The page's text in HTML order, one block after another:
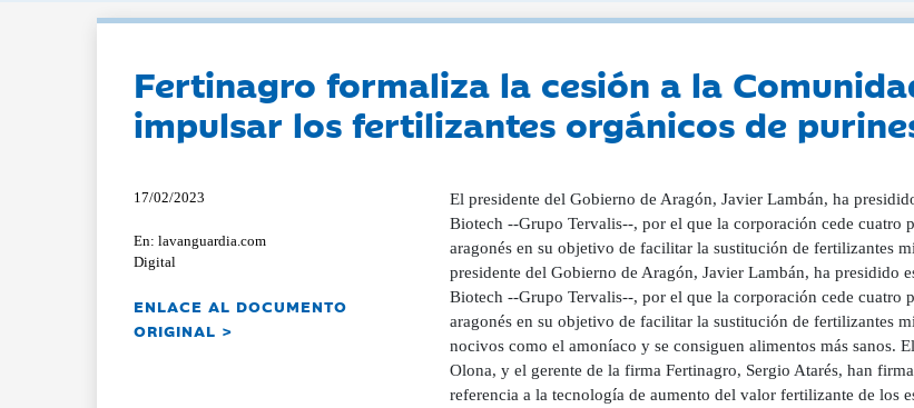
Fertinagro formaliza la cesión a la
impulsar los fertilizantes orgánicos de
17/02/2023
En: lavanguardia.com
Digital
ENLACE AL DOCUMENTO
ORIGINAL >
El presidente del Gobierno de Aragón, Javier Lambán, ha
Biotech --Grupo Tervalis--, por el que la corporación cede cuatro
aragonés en su objetivo de facilitar la sustitución de fertilizantes
presidente del Gobierno de Aragón, Javier Lambán, ha presidido
Biotech --Grupo Tervalis--, por el que la corporación cede cuatro
aragonés en su objetivo de facilitar la sustitución de fertilizantes
nocivos como el amoníaco y se consiguen alimentos más sanos.
Olona, y el gerente de la firma Fertinagro, Sergio Atarés, han
referencia a la tecnología de aumento del valor fertilizante de los